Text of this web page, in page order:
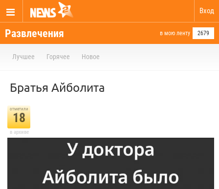
Вход
Развлечения в мою ленту 2679
Лучшее Горячее Новое
Братья Айболита
отметили
18
в архиве